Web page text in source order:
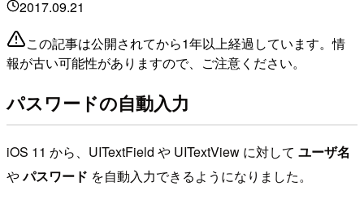
2017.09.21
この記事は公開されてから1年以上経過しています。情
報が古い可能性がありますので、ご注意ください。
パスワードの自動入力
iOS 11 から、UITextField や UITextView に対して ユーザ名
やパスワード を自動入力できるようになりました。